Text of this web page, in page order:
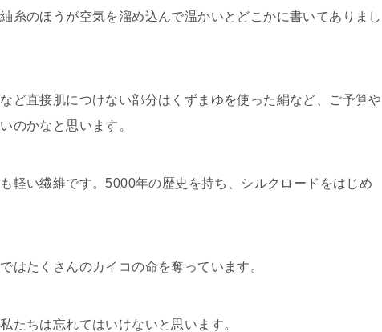
糸のほうが空気を溜め込んで温かいとどこかに書いてありまし
ど直接肌につけない部分はくずまゆを使った絹など、ご予算や
のかなと思います。
軽い繊維です。5000年の歴史を持ち、シルクロードをはじめ
はたくさんのカイコの命を奪っています。
たちは忘れてはいけないと思います。